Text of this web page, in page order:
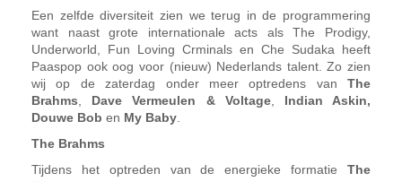
Een zelfde diversiteit zien we terug in de programmering
want naast grote internationale acts als The Prodigy,
Underworld, Fun Loving Crminals en Che Sudaka heeft
Paaspop ook oog voor (nieuw) Nederlands talent. Zo zien
wij op de zaterdag onder meer optredens van The
Brahms
Dave Vermeulen & Voltage, Indian Askin,
Douwe Bob en My Baby
The Brahms
Tijdens het optreden van de energieke formatie The